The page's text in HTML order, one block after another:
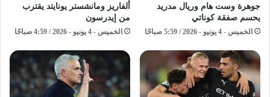
جوهرة وست هام وريال مدريد
يحسم صفقة كوناتي
الخميس - 4 يونيو - 2026 / 5:59 صباحًا
ألفاريز ومانشستر يونايتد يقترب
من إيدرسون
الخميس - 4 يونيو - 2026 / 4:59 صباحًا